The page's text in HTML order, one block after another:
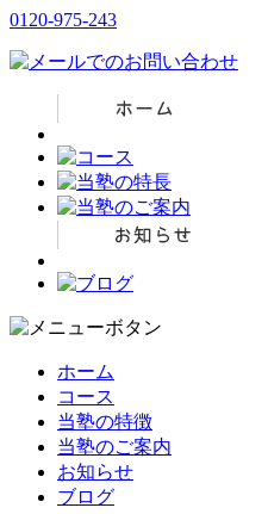
0120-975-243
ホーム
コース
当塾の特徴
当塾のご案内
お知らせ
ブログ